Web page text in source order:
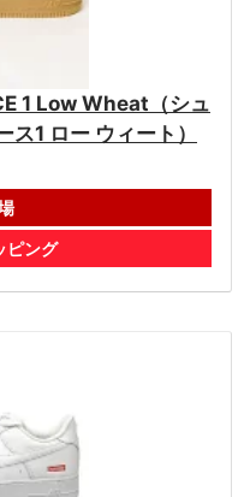
1 Low Wheat（シュ
1 ロー ウィート）
ピング